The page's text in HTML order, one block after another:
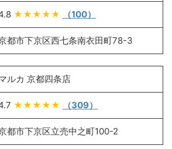
★★★★★ （100）
都市下京区西七条南衣田町78-3
ルカ 京都四条店
★★★★★ （309）
都市下京区立売中之町100-2